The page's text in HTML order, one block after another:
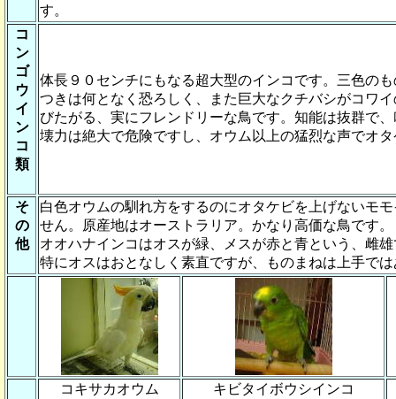
す。
コ
ン
ゴ
ウ
イ
ン
コ
類
体長９０センチにもなる超大型のインコです。三色の
つきは何となく恐ろしく、また巨大なクチバシがコワ
びたがる、実にフレンドリーな鳥です。知能は抜群で
壊力は絶大で危険ですし、オウム以上の猛烈な声でオ
そ
の
他
白色オウムの馴れ方をするのにオタケビを上げないモ
せん。原産地はオーストラリア。かなり高価な鳥です。
オオハナインコはオスが緑、メスが赤と青という、雌
特にオスはおとなしく素直ですが、ものまねは上手で
コキサカオウム キビタイボウシインコ